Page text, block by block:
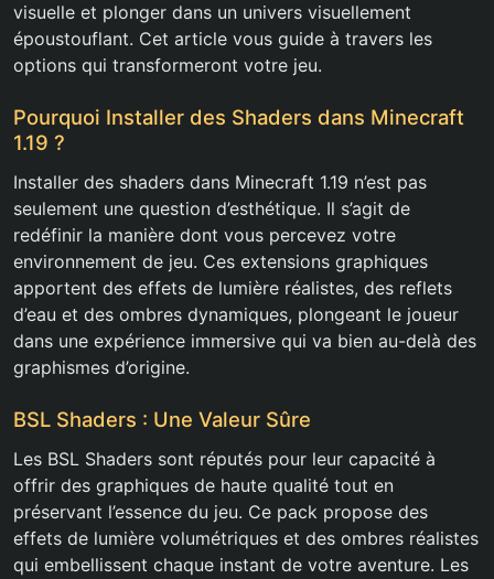
visuelle et plonger dans un univers visuellement
époustouflant. Cet article vous guide à travers les
options qui transformeront votre jeu.
Pourquoi Installer des Shaders dans Minecraft
1.19 ?
Installer des shaders dans Minecraft 1.19 n’est pas
seulement une question d’esthétique. Il s’agit de
redéfinir la manière dont vous percevez votre
environnement de jeu. Ces extensions graphiques
apportent des effets de lumière réalistes, des reflets
d’eau et des ombres dynamiques, plongeant le joueur
dans une expérience immersive qui va bien au-delà des
graphismes d’origine.
BSL Shaders : Une Valeur Sûre
Les BSL Shaders sont réputés pour leur capacité à
offrir des graphiques de haute qualité tout en
préservant l’essence du jeu. Ce pack propose des
effets de lumière volumétriques et des ombres réalistes
qui embellissent chaque instant de votre aventure. Les